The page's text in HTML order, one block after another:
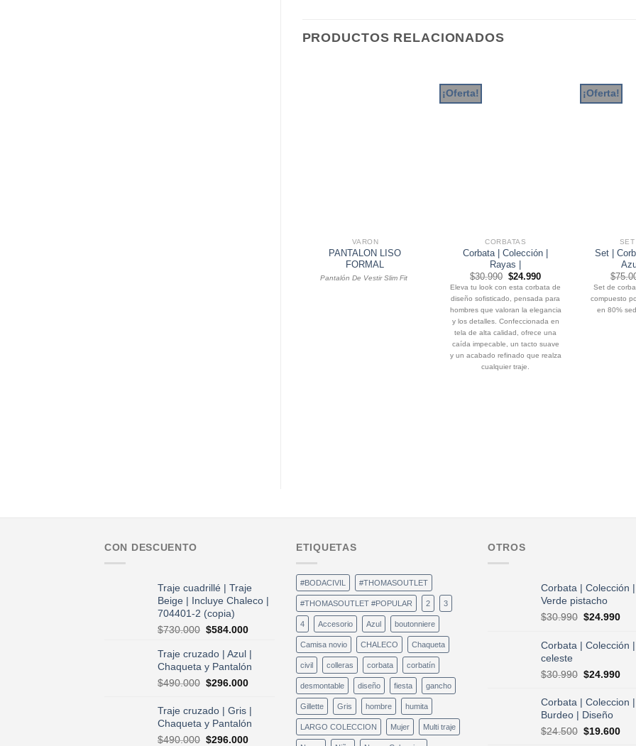
PRODUCTOS RELACIONADOS
VARON
PANTALON LISO
FORMAL
Pantalón De Vestir Slim Fit
¡Oferta!
CORBATAS
Corbata | Colección |
Rayas |
$30.990 El
precio
era:
$30.990.
$24.990El
precio
es:
$24.990.
Eleva tu look con esta corbata de
diseño sofisticado, pensada para
hombres que valoran la elegancia
y los detalles. Confeccionada en
tela de alta calidad, ofrece una
caída impecable, un tacto suave
y un acabado refinado que realza
cualquier traje.
¡Oferta!
SET
Set |
$
Set de
compuesto
en 80%
CON DESCUENTO
Traje cuadrillé | Traje
Beige | Incluye Chaleco |
704401-2 (copia)
$730.000 El
original
era:
$730.000.
$584.000El
actual
es:
$584.000.
Traje cruzado | Azul |
Chaqueta y Pantalón
$490.000 El
original
era:
$490.000.
$296.000El
actual
es:
Traje cruzado | Gris |
Chaqueta y Pantalón
$490.000 El
$296.000El
ETIQUETAS
#BODACIVIL #THOMASOUTLET
#THOMASOUTLET #POPULAR 2 3
4 Accesorio Azul boutonniere
Camisa novio CHALECO Chaqueta
civil colleras corbata corbatín
desmontable diseño fiesta gancho
Gillette Gris hombre humita
LARGO COLECCION Mujer Multi traje
OTROS
Corbata | Colección |
Verde pistacho
$30.990 El
original
$24.990El
es:
Corbata | Colección
celeste
$30.990 El
original
era:
$30.990.
$24.990El
es:
Corbata | Coleccion |
Burdeo | Diseño
$24.500 El
$19.600El